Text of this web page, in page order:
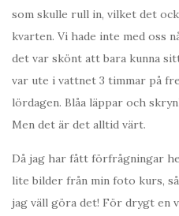
som skulle rull in, vilket det
kvarten. Vi hade inte med oss
det var skönt att bara kunna
var ute i vattnet 3 timmar på
lördagen. Blåa läppar och
Men det är det alltid värt.
Då jag har fått förfrågningar
lite bilder från min foto kurs,
jag väll göra det! För drygt en